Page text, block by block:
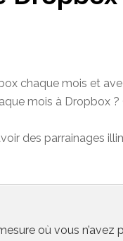
chaque mois et
mois à Dropbox ?
des parrainages
où vous n’avez